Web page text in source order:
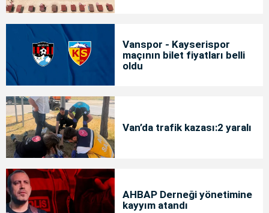
Vanspor - Kayserispor
maçının bilet fiyatları belli
oldu
Van’da trafik kazası:2 yaralı
AHBAP Derneği yönetimine
kayyım atandı